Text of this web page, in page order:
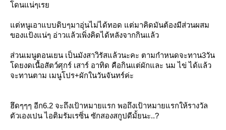
ดนแน่ๆเร
ต่หนูเอาแบบดิบๆมาอุ่นไม่ได้ทอด แต่มาคิดมันต้องมีส่วนผสม
ของแป้งแน่ๆ อ่าวแล้วเพิ่งคิดได้หลังจากกินแล้ว
ส่วนเมนูตอนเยน เป็นมังสาวิรัสแล้วนะคะ ตามกำหนดจะทาน3วัน
ดยงดเนื้อสัตว์ศุกร์ เสาร์ อาทิด คือกินแต่ผักและ นม ไข่ ได้แล้ว
จะทานตาม เมนูโปร+ผักในวันจันทร์ค่ะ
ฮึดๆๆๆ อีก6.2 จะถึงเป้าหมายแรก พอถึงเป้าหมายแรกให้รางวัล
ตัวเองเปน ไอติมรัมเรซิ่น ซักสองสกูปดีมั้ยนะ..?